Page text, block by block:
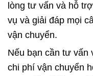
lòng tư vấn và hỗ
vụ và giải đáp mọi
vận chuyển.
Nếu bạn cần tư vấn
chi phí vận chuyển